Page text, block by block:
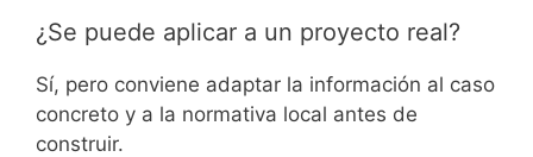
¿Se puede aplicar a un proyecto real?
Sí, pero conviene adaptar la información al caso
concreto y a la normativa local antes de
construir.